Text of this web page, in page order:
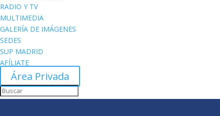
RADIO Y TV
MULTIMEDIA
GALERÍA DE IMÁGENES
SEDES
SUP MADRID
AFÍLIATE
Área Privada